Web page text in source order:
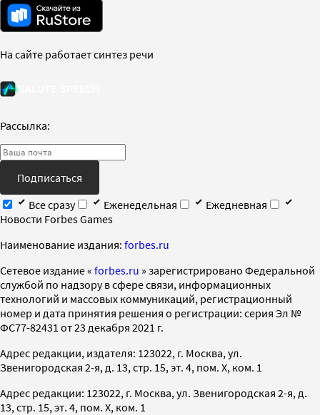
На сайте работает синтез речи
Рассылка:
Подписаться
Все сразу
Еженедельная
Ежедневная
Новости Forbes Games
Наименование издания: forbes.ru
Cетевое издание « forbes.ru » зарегистрировано Федеральной
службой по надзору в сфере связи, информационных
технологий и массовых коммуникаций, регистрационный
номер и дата принятия решения о регистрации: серия Эл №
ФС77-82431 от 23 декабря 2021 г.
Адрес редакции, издателя: 123022, г. Москва, ул.
Звенигородская 2-я, д. 13, стр. 15, эт. 4, пом. X, ком. 1
Адрес редакции: 123022, г. Москва, ул. Звенигородская 2-я, д.
13, стр. 15, эт. 4, пом. X, ком. 1